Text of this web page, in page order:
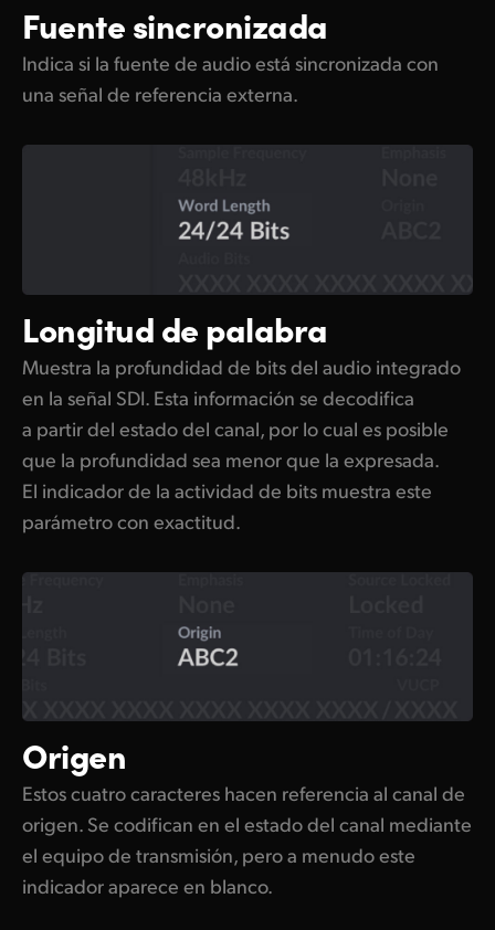
Fuente sincronizada
Indica si la fuente de audio está sincronizada con
una señal de referencia externa.
Longitud de palabra
Muestra la profundidad de bits del audio integrado
en la señal SDI. Esta información se decodifica
a partir del estado del canal, por lo cual es posible
que la profundidad sea menor que la expresada.
El indicador de la actividad de bits muestra este
parámetro con exactitud.
Origen
Estos cuatro caracteres hacen referencia al canal de
origen. Se codifican en el estado del canal mediante
el equipo de transmisión, pero a menudo este
indicador aparece en blanco.